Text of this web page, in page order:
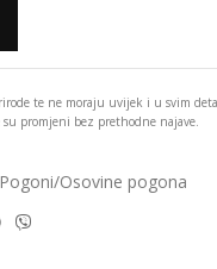
te ne moraju uvijek i u svim
promjeni bez prethodne najave.
Pogoni/Osovine pogona